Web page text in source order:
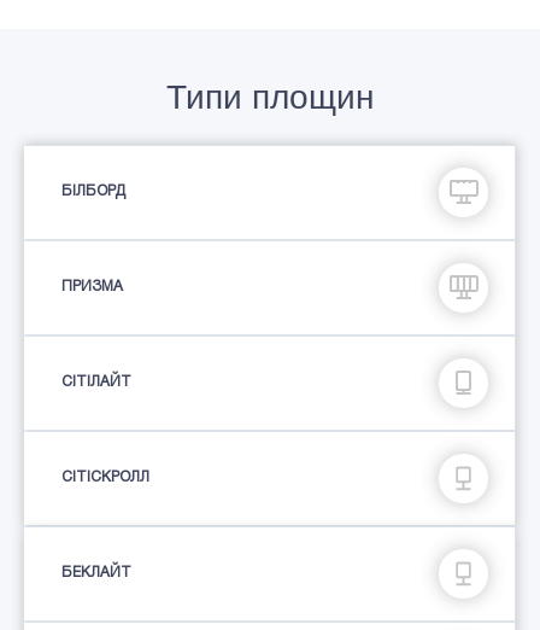
Типи площин
БІЛБОРД
ПРИЗМА
СIТIЛАЙТ
СІТІСКРОЛЛ
БЕКЛАЙТ